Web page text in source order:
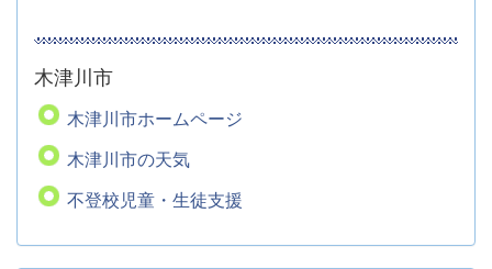
木津川市
木津川市ホームページ
木津川市の天気
不登校児童・生徒支援